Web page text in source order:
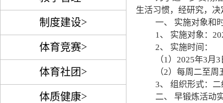
制度建设>
体育竞赛>
体育社团>
体质健康>
生活习惯， 经研究， 决
一、 实施对象和
1、 实施对象：
2、 实施时间：
（1） 2025年3月 3
（2）每周 二至周
3、 组织形式：
二、 早锻炼活动